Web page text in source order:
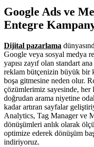
Google Ads ve
Entegre
Dijital pazarlama
Google veya sosyal medya
yapısı zayıf olan standart
reklam bütçenizin büyük bir
boşa gitmesine neden olur.
çözümlerimiz sayesinde, her
doğrudan arama niyetine
kadar artıran sayfalar
Analytics, Tag Manager ve
dönüşümleri anlık olarak
optimize ederek dönüşüm
indiriyoruz.